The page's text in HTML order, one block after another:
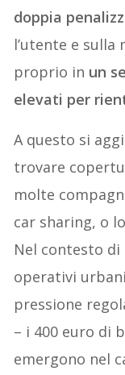
doppia
l’utente e
proprio in un
elevati per
A questo si
trovare
molte
car sharing, o
Nel contesto
operativi
pressione
– i 400 euro di
emergono nel